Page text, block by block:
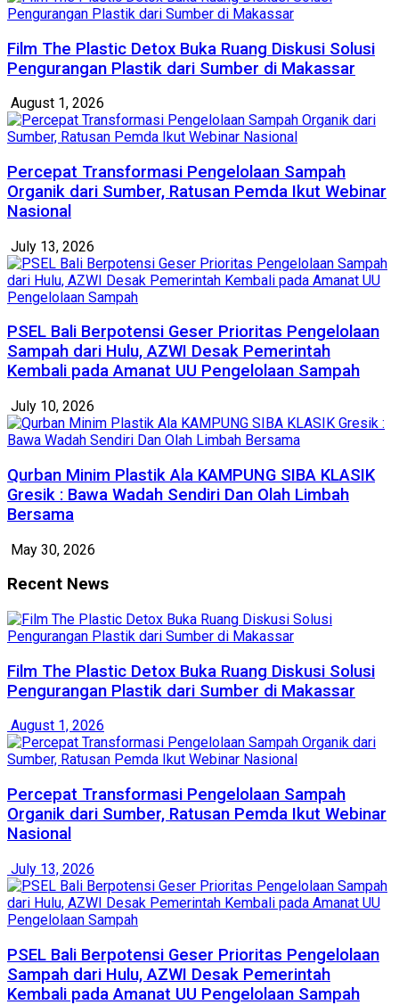
Film The Plastic Detox Buka Ruang Diskusi Solusi
Pengurangan Plastik dari Sumber di Makassar
August 1, 2026
Percepat Transformasi Pengelolaan Sampah
Organik dari Sumber, Ratusan Pemda Ikut Webinar
Nasional
July 13, 2026
PSEL Bali Berpotensi Geser Prioritas Pengelolaan
Sampah dari Hulu, AZWI Desak Pemerintah
Kembali pada Amanat UU Pengelolaan Sampah
July 10, 2026
Qurban Minim Plastik Ala KAMPUNG SIBA KLASIK
Gresik : Bawa Wadah Sendiri Dan Olah Limbah
Bersama
May 30, 2026
Recent News
Film The Plastic Detox Buka Ruang Diskusi Solusi
Pengurangan Plastik dari Sumber di Makassar
August 1, 2026
Percepat Transformasi Pengelolaan Sampah
Organik dari Sumber, Ratusan Pemda Ikut Webinar
Nasional
July 13, 2026
PSEL Bali Berpotensi Geser Prioritas Pengelolaan
Sampah dari Hulu, AZWI Desak Pemerintah
Kembali pada Amanat UU Pengelolaan Sampah